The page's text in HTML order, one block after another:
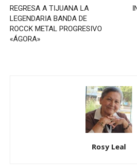
REGRESA A TIJUANA LA
LEGENDARIA BANDA DE
ROCCK METAL PROGRESIVO
«ÁGORA»
Rosy Leal